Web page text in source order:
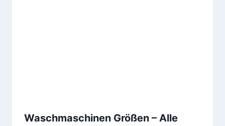
Waschmaschinen Größen – Alle